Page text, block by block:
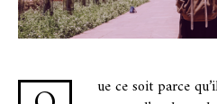
ue ce soit parce